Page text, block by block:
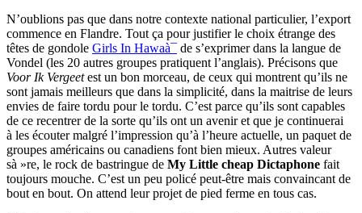
N’oublions pas que dans notre contexte national particulier, l’export
commence en Flandre. Tout ça pour justifier le choix étrange des
têtes de gondole Girls In Hawaà¯de s’exprimer dans la langue de
Vondel (les 20 autres groupes pratiquent l’anglais). Précisons que
Voor Ik Vergeetest un bon morceau, de ceux qui montrent qu’ils ne
sont jamais meilleurs que dans la simplicité, dans la maitrise de leurs
envies de faire tordu pour le tordu. C’est parce qu’ils sont capables
de ce recentrer de la sorte qu’ils ont un avenir et que je continuerai
à les écouter malgré l’impression qu’à l’heure actuelle, un paquet de
groupes américains ou canadiens font bien mieux. Autres valeur
sà »re, le rock de bastringue de My Little cheap Dictaphone fait
toujours mouche. C’est un peu policé peut-être mais convaincant de
bout en bout. On attend leur projet de pied ferme en tous cas.